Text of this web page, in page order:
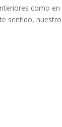
como
sentido,